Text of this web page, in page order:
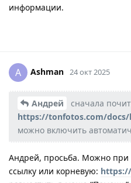
информации.
A Ashman 24 окт 2025
Андрей
сначала
https://tonfotos.com/
можно включить
Андрей, просьба. Можно
ссылку или корневую: